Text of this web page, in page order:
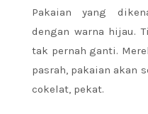
Pakaian yang
dengan warna hijau.
tak pernah ganti.
pasrah, pakaian akan
cokelat, pekat.